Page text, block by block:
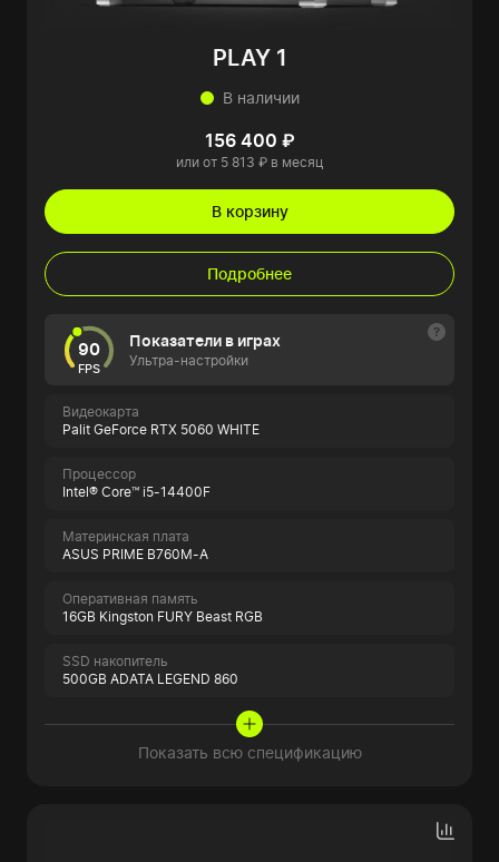
PLAY 1
В наличии
156 400 ₽
или от 5 813 ₽ в месяц
В корзину
Подробнее
90
FPS
Показатели в играх
Ультра-настройки
Видеокарта
Palit GeForce RTX 5060 WHITE
Процессор
Intel® Core™ i5-14400F
Материнская плата
ASUS PRIME B760M-A
Оперативная память
16GB Kingston FURY Beast RGB
SSD накопитель
500GB ADATA LEGEND 860
Показать всю спецификацию